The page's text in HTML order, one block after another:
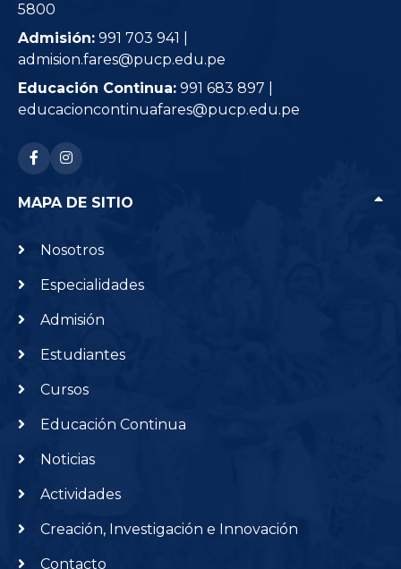
5800
Admisión: 991 703 941 |
admision.fares@pucp.edu.pe
Educación Continua: 991 683 897 |
educacioncontinuafares@pucp.edu.pe
RRSS: facebook-f
RRSS: instagram
MAPA DE SITIO
Nosotros
Especialidades
Admisión
Estudiantes
Cursos
Educación Continua
Noticias
Actividades
Creación, Investigación e Innovación
Contacto